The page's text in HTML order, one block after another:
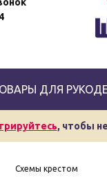
ДЛЯ
, чтобы
Схемы крестом